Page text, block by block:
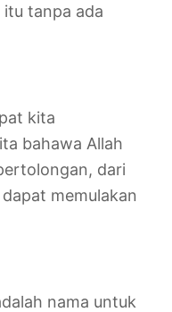
itu tanpa ada
kita
bahawa Allah
memulakan
nama untuk